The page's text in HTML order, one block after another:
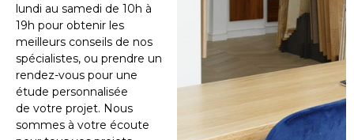
lundi au samedi de 10h à
19h pour obtenir les
meilleurs conseils de nos
spécialistes, ou prendre un
rendez-vous pour une
étude personnalisée
de votre projet. Nous
sommes à votre écoute